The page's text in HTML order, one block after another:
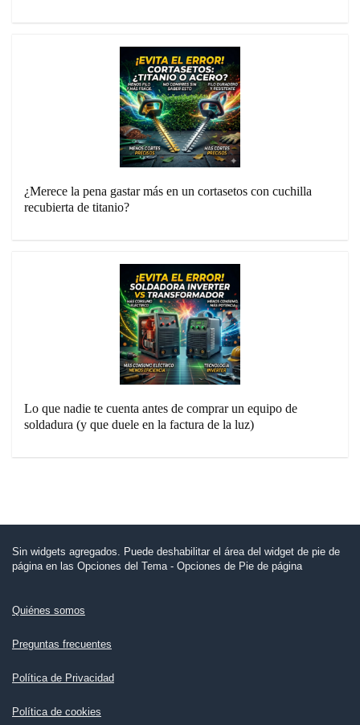
¿Merece la pena gastar más en un cortasetos con cuchilla
recubierta de titanio?
Lo que nadie te cuenta antes de comprar un equipo de
soldadura (y que duele en la factura de la luz)
Sin widgets agregados. Puede deshabilitar el área del widget de pie de
página en las Opciones del Tema - Opciones de Pie de página
Quiénes somos
Preguntas frecuentes
Política de Privacidad
Política de cookies